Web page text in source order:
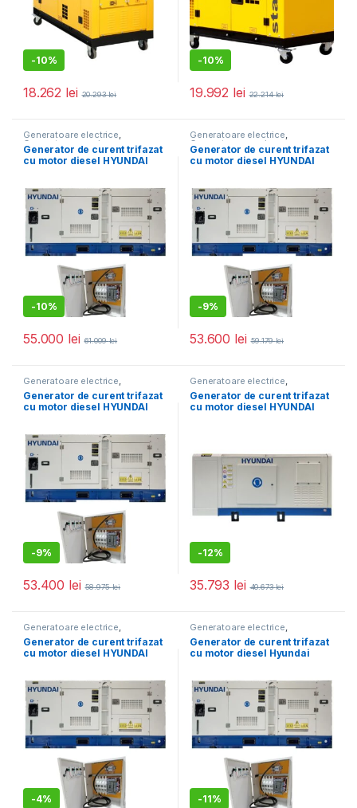
-10%
18.262 lei 20.293lei
-10%
19.992 lei 22.214lei
Generatoare electrice,
Generatoare mari
Generator de curent trifazat
cu motor diesel HYUNDAI
-10%
55.000 lei 61.009lei
Generatoare electrice,
Generatoare mari
Generator de curent trifazat
cu motor diesel HYUNDAI
-9%
53.600 lei 59.179lei
Generatoare electrice,
Generatoare mari
Generator de curent trifazat
cu motor diesel HYUNDAI
-9%
53.400 lei 58.975lei
Generatoare electrice,
Generatoare mari
Generator de curent trifazat
cu motor diesel HYUNDAI
-12%
35.793 lei 40.673lei
Generatoare electrice
Generator de curent trifazat
cu motor diesel HYUNDAI
-4%
Generatoare electrice
Generator de curent trifazat
cu motor diesel Hyundai
-11%